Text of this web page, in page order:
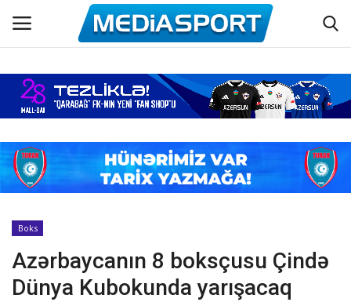
Əsas
Azərbaycan futbolu
Maraqlı
Əlaqə
Haqqımızda
Boks
Azərbaycanın 8 boksçusu Çində
Dünya Kubokunda yarışacaq